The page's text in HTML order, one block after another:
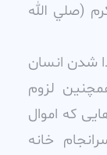
(صلي الله
شدن انسان
لزوم
که اموال
خانه